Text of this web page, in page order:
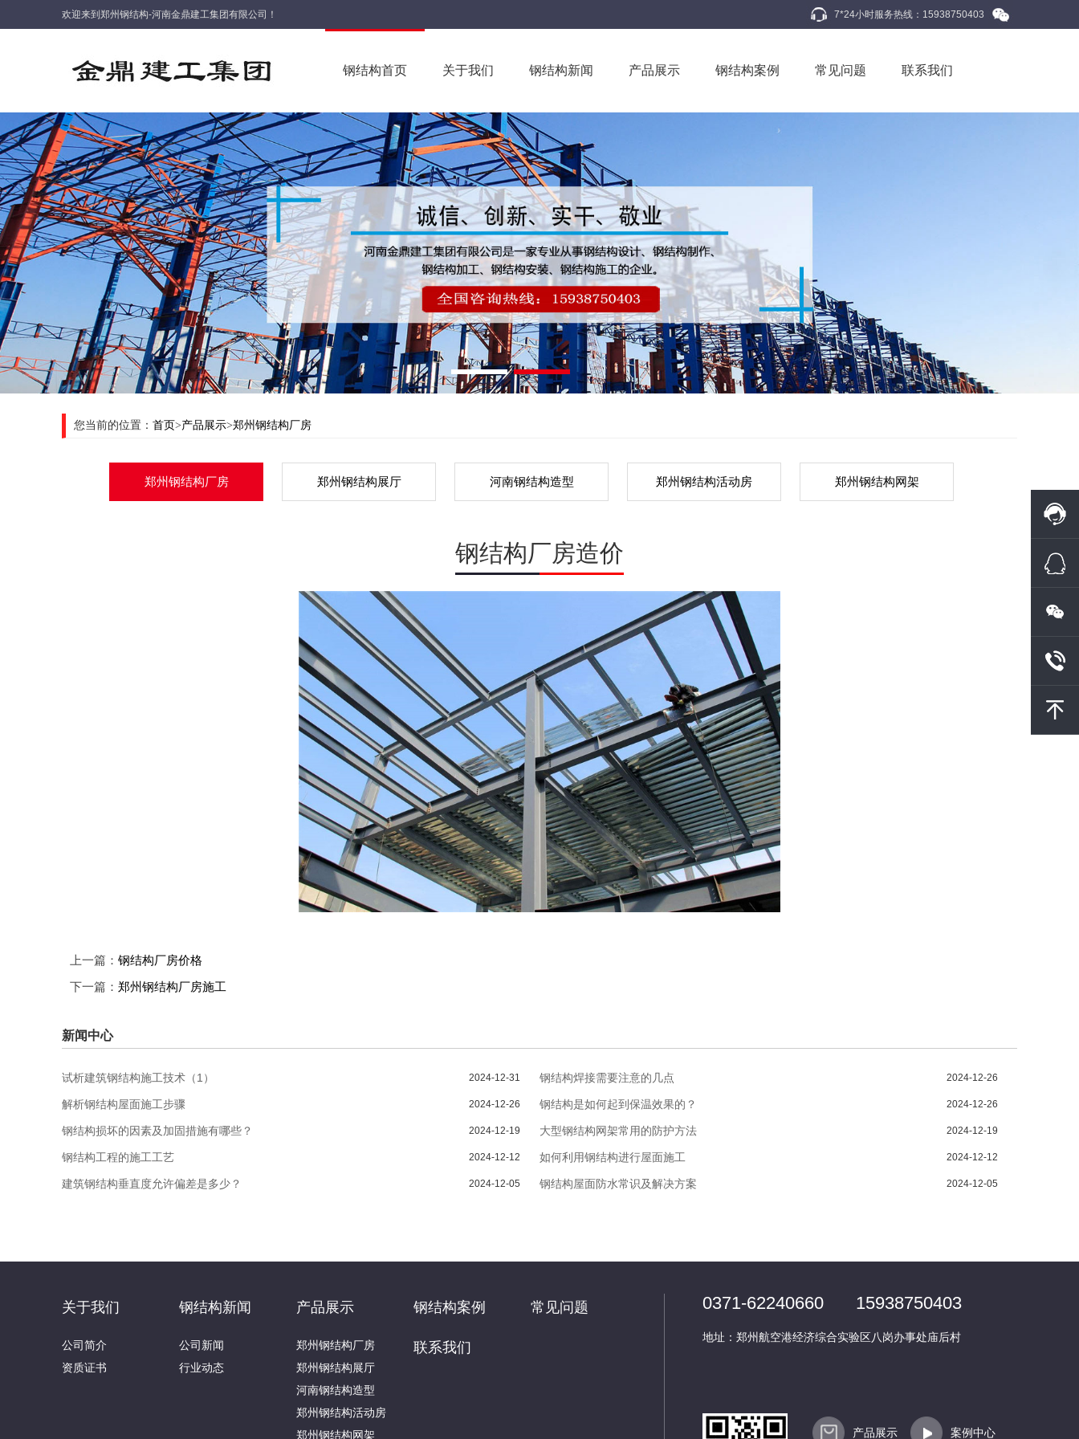
欢迎来到郑州钢结构-河南金鼎建工集团有限公司！ 7*24小时服务热线：15938750403
钢结构首页 关于我们 钢结构新闻 产品展示 钢结构案例 常见问题 联系我们
您当前的位置： 首页>产品展示>郑州钢结构厂房
郑州钢结构厂房 郑州钢结构展厅 河南钢结构造型 郑州钢结构活动房 郑州钢结构网架
钢结构厂房造价
上一篇： 钢结构厂房价格
下一篇： 郑州钢结构厂房施工
新闻中心
2024-12-31
试析建筑钢结构施工技术（1） 2024-12-26
钢结构焊接需要注意的几点
2024-12-26
解析钢结构屋面施工步骤 2024-12-26
钢结构是如何起到保温效果的？
2024-12-19
钢结构损坏的因素及加固措施有哪些？ 2024-12-19
大型钢结构网架常用的防护方法
2024-12-12
钢结构工程的施工工艺 2024-12-12
如何利用钢结构进行屋面施工
2024-12-05
建筑钢结构垂直度允许偏差是多少？ 2024-12-05
钢结构屋面防水常识及解决方案
关于我们
公司简介
资质证书
钢结构新闻
公司新闻
行业动态
产品展示
郑州钢结构厂房
郑州钢结构展厅
河南钢结构造型
郑州钢结构活动房
郑州钢结构网架
钢结构案例 常见问题
联系我们
0371-62240660 15938750403
地址：郑州航空港经济综合实验区八岗办事处庙后村
产品展示 案例中心